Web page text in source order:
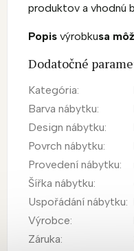
produktov a vhodnú
Popis výrobkusa
Dodatočné
Kategória:
Barva nábytku:
Design nábytku:
Povrch nábytku:
Provedení nábytku:
Šířka nábytku:
Uspořádání nábytku:
Výrobce:
Záruka: